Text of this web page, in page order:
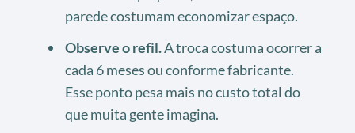
parede costumam economizar espaço.
Observe o refil.A troca costuma ocorrer a
cada 6 meses ou conforme fabricante.
Esse ponto pesa mais no custo total do
que muita gente imagina.